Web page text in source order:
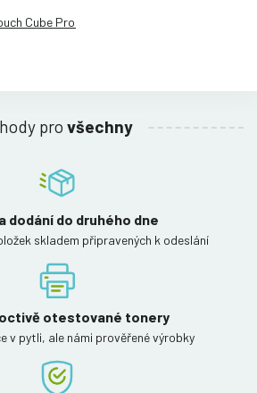
Cube Pro
pro všechny
dodání do druhého dne
skladem připravených k odeslání
otestované tonery
v pytli, ale námi prověřené výrobky